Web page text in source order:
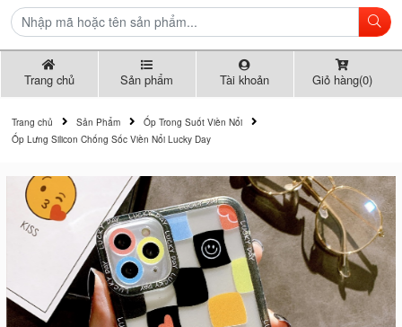
Trang chủ Sản phẩm Tài khoản Giỏ hàng(0)
Trang chủ Sản Phẩm
Ốp Trong Suốt Viền Nổi
Ốp Lưng Silicon Chống Sốc Viền Nổi Lucky Day